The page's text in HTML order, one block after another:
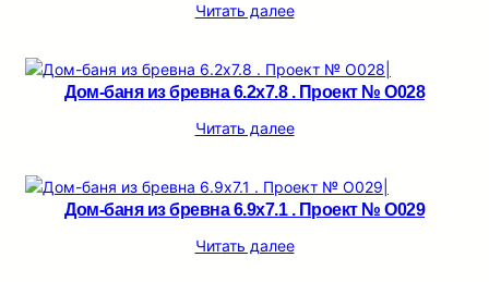
Читать далее
Дом-баня из бревна 6.2х7.8 . Проект № О028
Читать далее
Дом-баня из бревна 6.9х7.1 . Проект № О029
Читать далее